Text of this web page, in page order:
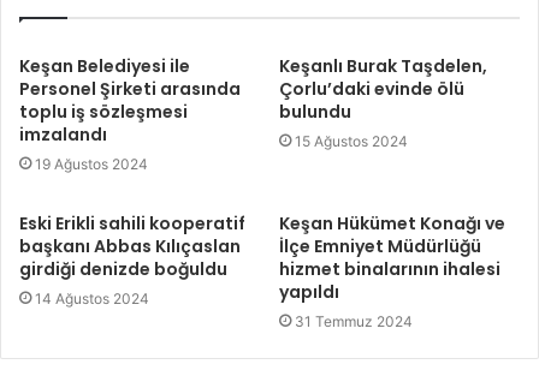
Keşan Belediyesi ile
Personel Şirketi arasında
toplu iş sözleşmesi
imzalandı
19 Ağustos 2024
Keşanlı Burak Taşdelen,
Çorlu’daki evinde ölü
bulundu
15 Ağustos 2024
Eski Erikli sahili kooperatif
başkanı Abbas Kılıçaslan
girdiği denizde boğuldu
14 Ağustos 2024
Keşan Hükümet Konağı ve
İlçe Emniyet Müdürlüğü
hizmet binalarının ihalesi
yapıldı
31 Temmuz 2024